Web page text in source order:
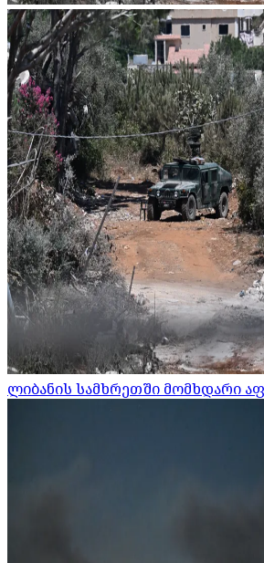
ლიბანის სამხრეთში მომხდარი